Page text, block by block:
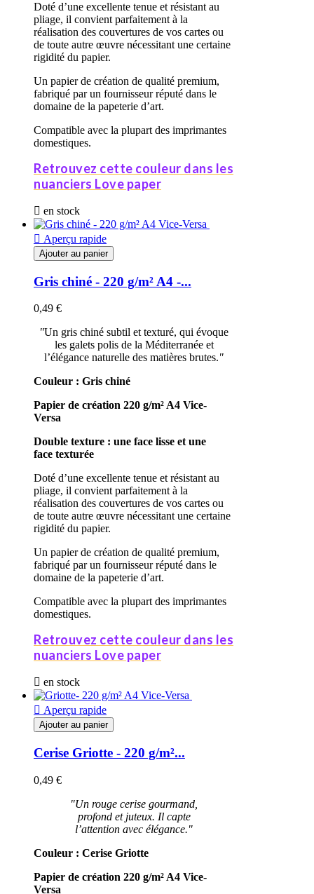
Doté d’une excellente tenue et résistant au
pliage, il convient parfaitement à la
réalisation des couvertures de vos cartes ou
de toute autre œuvre nécessitant une certaine
rigidité du papier.
Un papier de création de qualité premium,
fabriqué par un fournisseur réputé dans le
domaine de la papeterie d’art.
Compatible avec la plupart des imprimantes
domestiques.
Retrouvez cette couleur dans les
nuanciers Love paper
 en stock
 Aperçu rapide
Ajouter au panier
Gris chiné - 220 g/m² A4 -...
0,49 €
"Un gris chiné subtil et texturé, qui évoque
les galets polis de la Méditerranée et
l’élégance naturelle des matières brutes."
Couleur : Gris chiné
Papier de création 220 g/m²A4 Vice-
Versa
Double texture : une face lisse et une
face texturée
Doté d’une excellente tenue et résistant au
pliage, il convient parfaitement à la
réalisation des couvertures de vos cartes ou
de toute autre œuvre nécessitant une certaine
rigidité du papier.
Un papier de création de qualité premium,
fabriqué par un fournisseur réputé dans le
domaine de la papeterie d’art.
Compatible avec la plupart des imprimantes
domestiques.
Retrouvez cette couleur dans les
nuanciers Love paper
 en stock
 Aperçu rapide
Ajouter au panier
Cerise Griotte - 220 g/m²...
0,49 €
"Un rouge cerise gourmand,
profond et juteux. Il capte
l’attention avec élégance."
Couleur : Cerise Griotte
Papier de création 220 g/m² A4 Vice-
Versa